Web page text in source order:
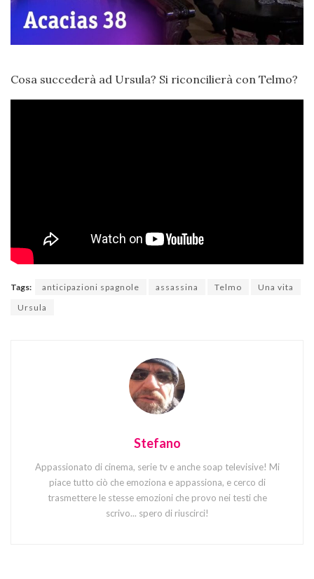
Cosa succederà ad Ursula? Si riconcilierà con Telmo?
Tags: anticipazioni spagnole assassina Telmo
Una vita
Ursula
Stefano
Appassionato di cinema, serie tv e anche soap televisive! Mi
piace tutto ciò che emoziona e appassiona, e cerco di
trasmettere le stesse emozioni che provo nei testi che
scrivo... spero di riuscirci!